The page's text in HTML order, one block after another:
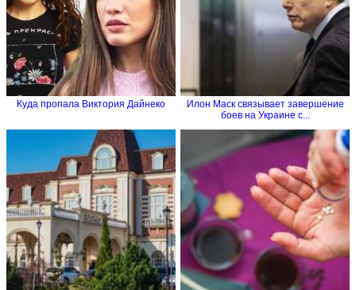
Куда пропала Виктория Дайнеко
Илон Маск связывает завершение
боев на Украине с...